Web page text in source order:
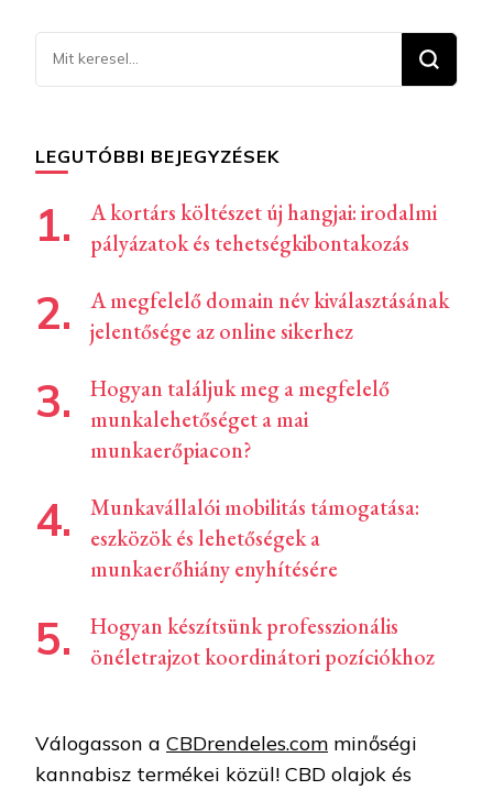
Keresel
valamit?
LEGUTÓBBI BEJEGYZÉSEK
A kortárs költészet új hangjai: irodalmi
pályázatok és tehetségkibontakozás
A megfelelő domain név kiválasztásának
jelentősége az online sikerhez
Hogyan találjuk meg a megfelelő
munkalehetőséget a mai
munkaerőpiacon?
Munkavállalói mobilitás támogatása:
eszközök és lehetőségek a
munkaerőhiány enyhítésére
Hogyan készítsünk professzionális
önéletrajzot koordinátori pozíciókhoz
Válogasson a CBDrendeles.com minőségi
kannabisz termékei közül! CBD olajok és